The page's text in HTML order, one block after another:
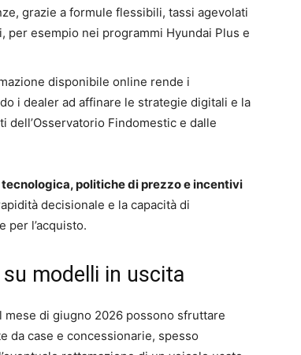
grazie a formule flessibili, tassi agevolati
esempio nei programmi Hyundai Plus e
disponibile online rende i
i dealer ad affinare le strategie digitali e la
Findomestic e dalle
politiche di prezzo e incentivi
decisionale e la capacità di
l’acquisto.
modelli in uscita
mese di giugno 2026 possono sfruttare
da case e concessionarie, spesso